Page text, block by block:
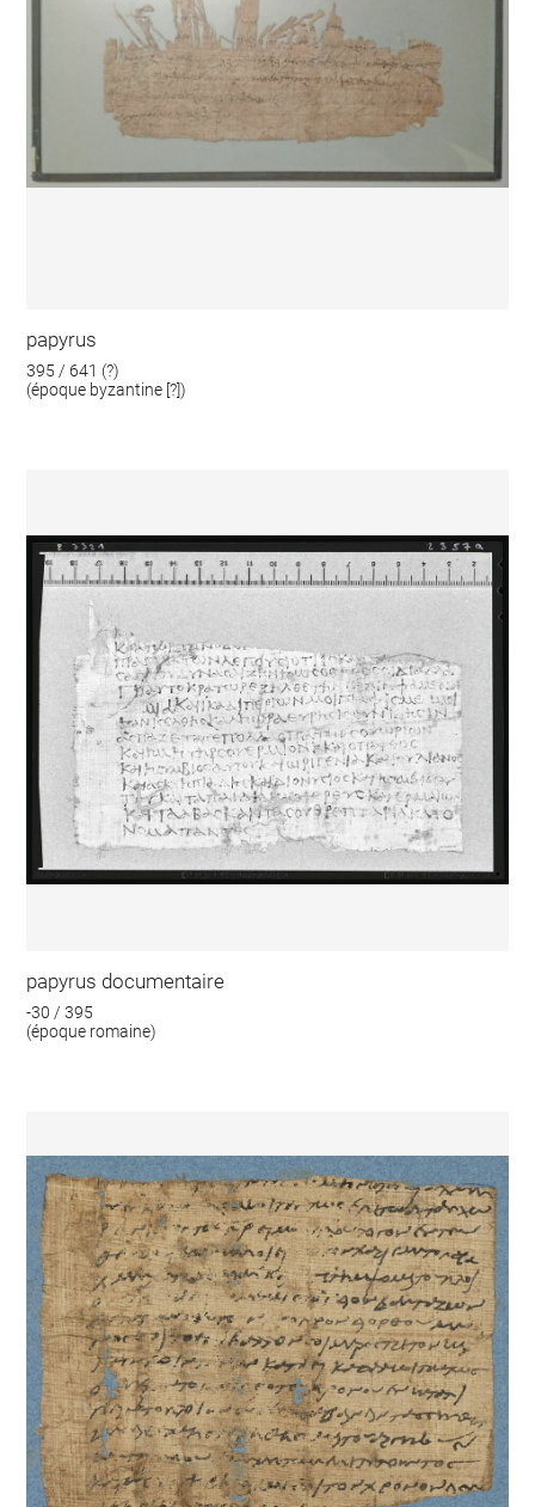
papyrus
395 / 641 (?)
(époque byzantine [?])
papyrus documentaire
-30 / 395
(époque romaine)